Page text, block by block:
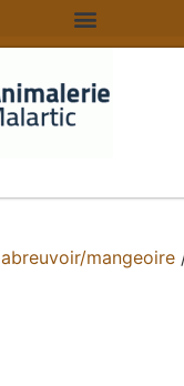
abreuvoir/mangeoire